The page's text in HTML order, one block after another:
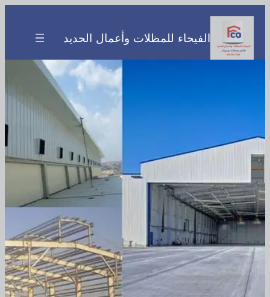
تخطى
المحتوى
الفيحاء للمظلات وأعمال الحديد